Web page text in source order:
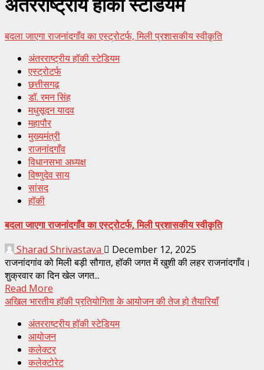
अंतरराष्ट्रीय हॉकी स्टेडियम
बदला जाएगा राजनांदगाँव का एस्ट्रोटर्फ, मिली प्रशासकीय स्वीकृति
अंतरराष्ट्रीय हॉकी स्टेडियम
एस्ट्रोटर्फ
छत्तीसगढ़
डॉ. रमन सिंह
मधुसूदन यादव
महापौर
मुख्यमंत्री
राजनांदगाँव
विधानसभा अध्यक्ष
विष्णुदेव साय
सांसद
हॉकी
बदला जाएगा राजनांदगाँव का एस्ट्रोटर्फ, मिली प्रशासकीय स्वीकृति
Sharad Shrivastava
December 12, 2025
राजनांदगांव को मिली बड़ी सौगात, हॉकी जगत में खुशी की लहर राजनांदगाँव।
शुक्रवार का दिन खेल जगत...
Read More
अखिल भारतीय हॉकी प्रतियोगिता के आयोजन की तेज हो तैयारियाँ
अंतरराष्ट्रीय हॉकी स्टेडियम
आयोजन
कलेक्टर
कलेक्टोरेट